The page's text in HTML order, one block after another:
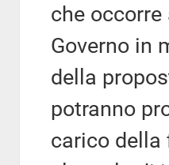
che
Governo in
della
potranno
carico della